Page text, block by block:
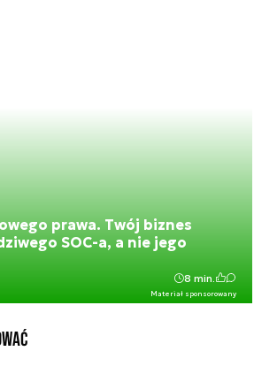
prawa. Twój biznes
SOC-a, a nie jego
Materiał sponsorowany
8 min.